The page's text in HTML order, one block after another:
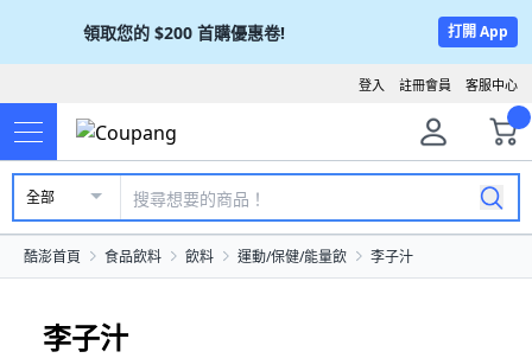
領取您的 $200 首購優惠卷! 打開 App
客服中心
註冊會員
登入
全部
酷澎首頁 食品飲料 飲料 運動/保健/能量飲 李子汁
李子汁